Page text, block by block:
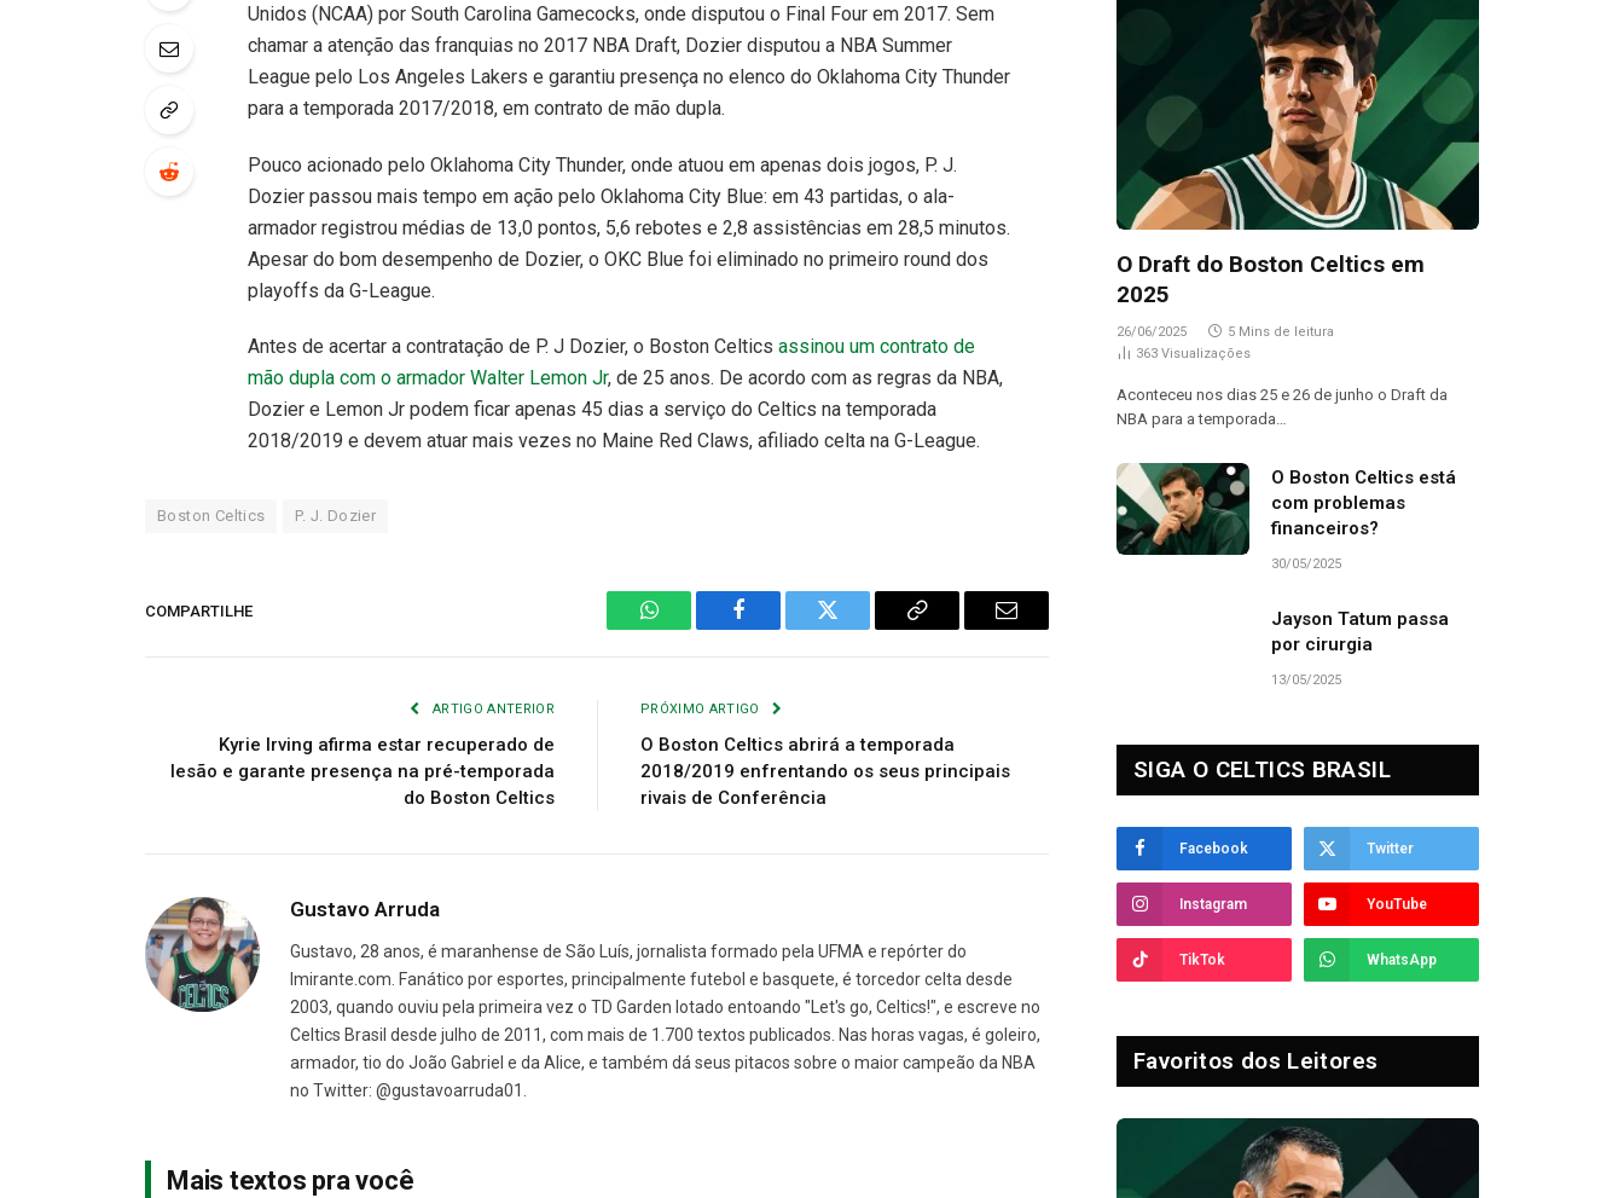
Unidos (NCAA) por South Carolina Gamecocks, onde disputou o Final Four em 2017. Sem
chamar a atenção das franquias no 2017 NBA Draft, Dozier disputou a NBA Summer
League pelo Los Angeles Lakers e garantiu presença no elenco do Oklahoma City Thunder
para a temporada 2017/2018, em contrato de mão dupla.
Pouco acionado pelo Oklahoma City Thunder, onde atuou em apenas dois jogos, P. J.
Dozier passou mais tempo em ação pelo Oklahoma City Blue: em 43 partidas, o ala-
armador registrou médias de 13,0 pontos, 5,6 rebotes e 2,8 assistências em 28,5 minutos.
Apesar do bom desempenho de Dozier, o OKC Blue foi eliminado no primeiro round dos
playoffs da G-League.
Antes de acertar a contratação de P. J Dozier, o Boston Celtics assinou um contrato de
mão dupla com o armador Walter Lemon Jr, de 25 anos. De acordo com as regras da NBA,
Dozier e Lemon Jr podem ficar apenas 45 dias a serviço do Celtics na temporada
2018/2019 e devem atuar mais vezes no Maine Red Claws, afiliado celta na G-League.
Boston Celtics P. J. Dozier
COMPARTILHE
WhatsAppFacebook Twitter
Copiar
E-
ARTIGO ANTERIOR
Kyrie Irving afirma estar recuperado de
lesão e garante presença na pré-temporada
do Boston Celtics
PRÓXIMO ARTIGO
O Boston Celtics abrirá a temporada
2018/2019 enfrentando os seus principais
rivais de Conferência
Gustavo Arruda
Gustavo, 28 anos, é maranhense de São Luís, jornalista formado pela UFMA e repórter do
Imirante.com. Fanático por esportes, principalmente futebol e basquete, é torcedor celta desde
2003, quando ouviu pela primeira vez o TD Garden lotado entoando "Let's go, Celtics!", e escreve no
Celtics Brasil desde julho de 2011, com mais de 1.700 textos publicados. Nas horas vagas, é goleiro,
armador, tio do João Gabriel e da Alice, e também dá seus pitacos sobre o maior campeão da NBA
no Twitter: @gustavoarruda01.
Mais textos pra você
O Draft do Boston Celtics em
2025
26/06/2025
5 Mins de leitura
363 Visualizações
Aconteceu nos dias 25 e 26 de junho o Draft da
NBA para a temporada…
O Boston Celtics está
com problemas
financeiros?
30/05/2025
Jayson Tatum passa
por cirurgia
13/05/2025
SIGA O CELTICS BRASIL
Facebook Twitter
Instagram YouTube
TikTok WhatsApp
Favoritos dos Leitores